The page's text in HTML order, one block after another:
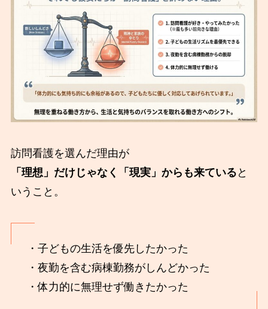
訪問看護を選んだ理由が
「理想」だけじゃなく「現実」からも来ている と
いうこと。
・子どもの生活を優先したかった
・夜勤を含む病棟勤務がしんどかった
・体力的に無理せず働きたかった